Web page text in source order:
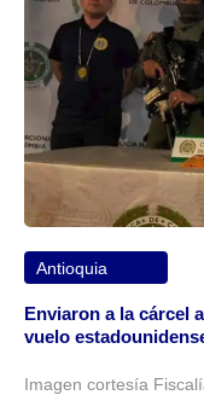
Antioquia
Enviaron a la cárcel
vuelo
Imagen cortesía